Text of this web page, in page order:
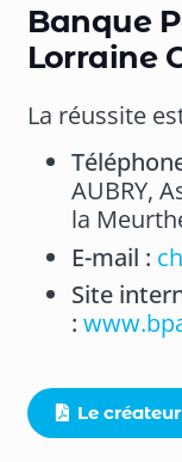
Banque
Lorraine
La réussite
AUBRY,
la
E-mail :
Site
:
Le